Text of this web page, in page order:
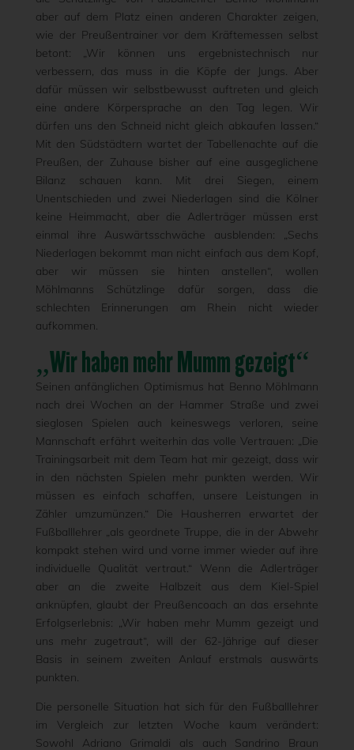
aber auf dem Platz einen anderen Charakter zeigen,
wie der Preußentrainer vor dem Kräftemessen selbst
betont: „Wir können uns ergebnistechnisch nur
verbessern, das muss in die Köpfe der Jungs. Aber
dafür müssen wir selbstbewusst auftreten und gleich
eine andere Körpersprache an den Tag legen. Wir
dürfen uns den Schneid nicht gleich abkaufen lassen.“
Mit den Südstädtern wartet der Tabellenachte auf die
Preußen, der Zuhause bisher auf eine ausgeglichene
Bilanz schauen kann. Mit drei Siegen, einem
Unentschieden und zwei Niederlagen sind die Kölner
keine Heimmacht, aber die Adlerträger müssen erst
einmal ihre Auswärtsschwäche ausblenden: „Sechs
Niederlagen bekommt man nicht einfach aus dem Kopf,
aber wir müssen sie hinten anstellen“, wollen
Möhlmanns Schützlinge dafür sorgen, dass die
schlechten Erinnerungen am Rhein nicht wieder
aufkommen.
„Wir haben mehr Mumm gezeigt“
Seinen anfänglichen Optimismus hat Benno Möhlmann
nach drei Wochen an der Hammer Straße und zwei
sieglosen Spielen auch keineswegs verloren, seine
Mannschaft erfährt weiterhin das volle Vertrauen: „Die
Trainingsarbeit mit dem Team hat mir gezeigt, dass wir
in den nächsten Spielen mehr punkten werden. Wir
müssen es einfach schaffen, unsere Leistungen in
Zähler umzumünzen.“ Die Hausherren erwartet der
Fußballlehrer „als geordnete Truppe, die in der Abwehr
kompakt stehen wird und vorne immer wieder auf ihre
individuelle Qualität vertraut.“ Wenn die Adlerträger
aber an die zweite Halbzeit aus dem Kiel-Spiel
anknüpfen, glaubt der Preußencoach an das ersehnte
Erfolgserlebnis: „Wir haben mehr Mumm gezeigt und
uns mehr zugetraut“, will der 62-Jährige auf dieser
Basis in seinem zweiten Anlauf erstmals auswärts
punkten.
Die personelle Situation hat sich für den Fußballlehrer
im Vergleich zur letzten Woche kaum verändert:
Sowohl Adriano Grimaldi als auch Sandrino Braun